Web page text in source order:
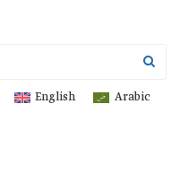
Arabic
English